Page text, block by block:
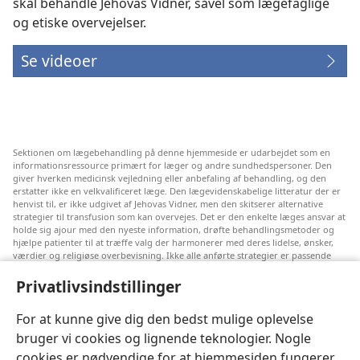
Privatlivsindstillinger
For at kunne give dig den bedst mulige oplevelse
bruger vi cookies og lignende teknologier. Nogle
og etiske overvejelser.
Se videoer
Sektionen om lægebehandling på denne hjemmeside er udarbejdet som en
informationsressource primært for læger og andre sundhedspersoner. Den
giver hverken medicinsk vejledning eller anbefaling af behandling, og den
erstatter ikke en velkvalificeret læge. Den lægevidenskabelige litteratur der er
henvist til, er ikke udgivet af Jehovas Vidner, men den skitserer alternative
strategier til transfusion som kan overvejes. Det er den enkelte læges ansvar at
holde sig ajour med den nyeste information, drøfte behandlingsmetoder og
hjælpe patienter til at træffe valg der harmonerer med deres lidelse, ønsker,
værdier og religiøse overbevisning. Ikke alle anførte strategier er passende
Til patienter: Søg altid råd hos din egen læge eller den behandlingsansvarlige
hvis du har mistanke om at du er syg.
Denne hjemmeside reguleres efter dens anvendelsesvilkår.